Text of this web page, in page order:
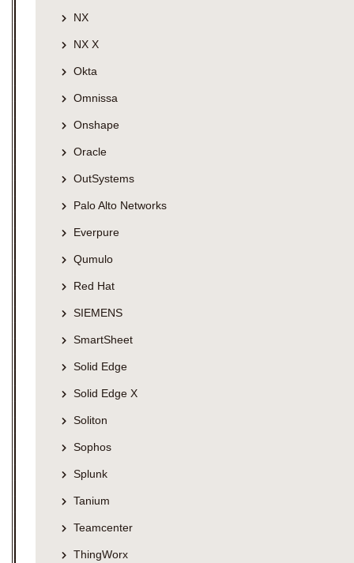
NX
NX X
Okta
Omnissa
Onshape
Oracle
OutSystems
Palo Alto Networks
Everpure
Qumulo
Red Hat
SIEMENS
SmartSheet
Solid Edge
Solid Edge X
Soliton
Sophos
Splunk
Tanium
Teamcenter
ThingWorx